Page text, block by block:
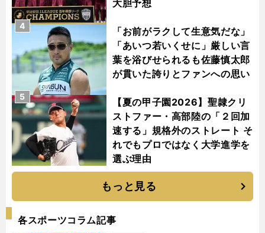
大胆予想
「お前がラクして生意気だな」
「あいつ若いくせに」厳しい言
葉を浴びせられるも佐藤慎太郎
が貫いた誇りとファンへの思い
4
【夏の甲子園2026】聖隷クリ
ストファー・高部陸の「２回加
速する」規格外のストレート そ
れでもプロではなく大学進学を
選ぶ理由
5
もっと見る
各スポーツコラム記事